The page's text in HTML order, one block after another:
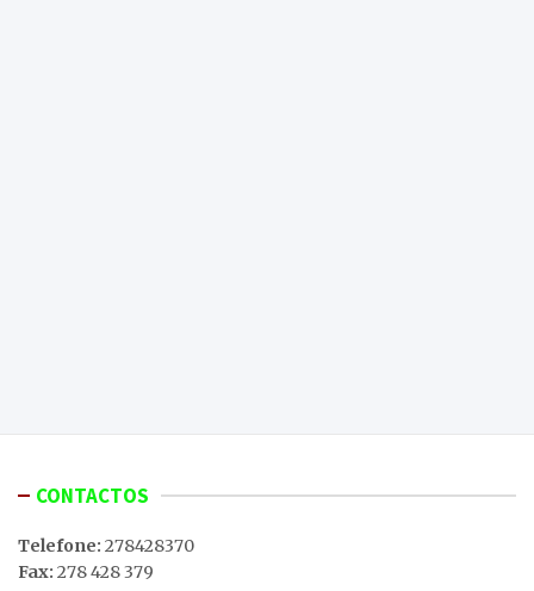
CONTACTOS
Telefone: 278428370
Fax: 278 428 379